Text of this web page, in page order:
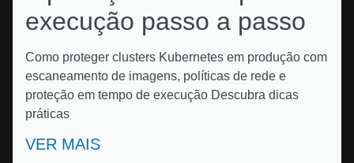
execução passo a passo
Como proteger clusters Kubernetes em produção com
escaneamento de imagens, políticas de rede e
proteção em tempo de execução Descubra dicas
práticas
VER MAIS